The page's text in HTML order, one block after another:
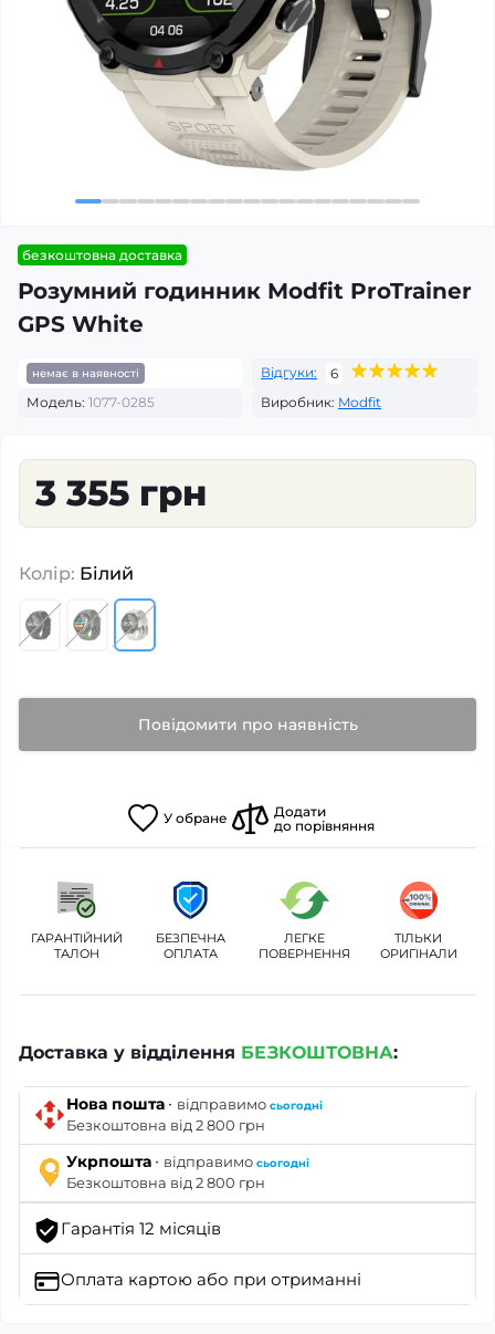
безкоштовна доставка
Розумний годинник Modfit ProTrainer
GPS White
немає в наявності Відгуки:
6
Модель: 1077-0285 Виробник: Modfit
3 355 грн
Колір: Білий
Повідомити про наявність
У обране
Додати
до порівняння
ГАРАНТІЙНИЙ
ТАЛОН
БЕЗПЕЧНА
ОПЛАТА
ЛЕГКЕ
ПОВЕРНЕННЯ
ТІЛЬКИ
ОРИГІНАЛИ
Доставка у відділення БЕЗКОШТОВНА:
Нова пошта · відправимо сьогодні
Безкоштовна від 2 800 грн
Укрпошта · відправимо сьогодні
Безкоштовна від 2 800 грн
Гарантія 12 місяців
Оплата картою або при отриманні